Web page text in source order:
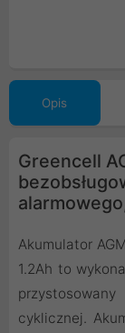
Opis
Greencell
Akumulator
1.2Ah to
cyklicznej.